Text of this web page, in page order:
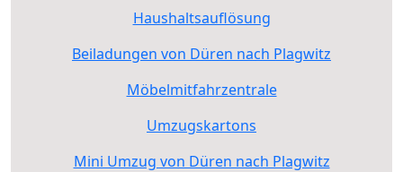
Haushaltsauflösung
Beiladungen von Düren nach Plagwitz
Möbelmitfahrzentrale
Umzugskartons
Mini Umzug von Düren nach Plagwitz